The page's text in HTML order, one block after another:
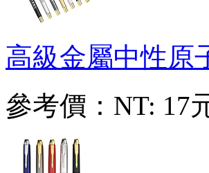
高級金屬中性原
參考價： NT: 17